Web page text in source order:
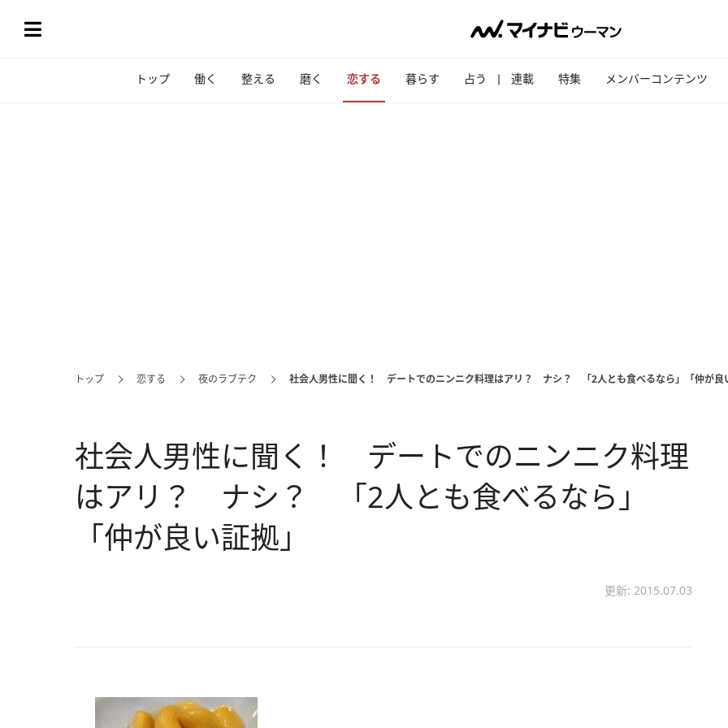
トップ 働く 整える 磨く 恋する 暮らす 占う 連載 特集 メンバーコンテンツ
トップ 恋する 夜のラブテク 社会人男性に聞く！ デートでのニンニク料理はアリ？ ナシ？ 「2人とも食べるなら」「仲が良
社会人男性に聞く！ デートでのニンニク料理
はアリ？ ナシ？ 「2人とも食べるなら」
「仲が良い証拠」
更新: 2015.07.03